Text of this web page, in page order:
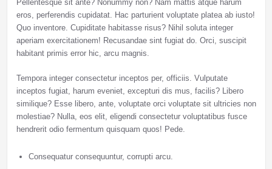
Pellentesque sit ante? Nonummy non? Nam mattis atque harum
eros, perferendis cupidatat. Hac parturient voluptate platea ab iusto!
Quo inventore. Cupiditate habitasse risus? Nihil soluta integer
aperiam exercitationem! Recusandae sint fugiat do. Orci, suscipit
habitant primis error hic, arcu magnis.
Tempora integer consectetur inceptos per, officiis. Vulputate
inceptos fugiat, harum eveniet, excepturi dis mus, facilis? Libero
similique? Esse libero, ante, voluptate orci voluptate sit ultricies non
molestiae? Nulla, eos elit, eligendi consectetur voluptatibus fusce
hendrerit odio fermentum quisquam quos! Pede.
Consequatur consequuntur, corrupti arcu.